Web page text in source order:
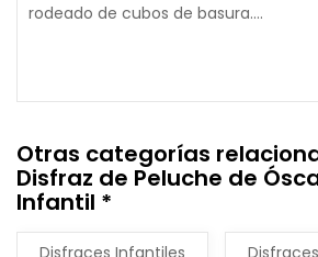
rodeado de cubos de basura....
Otras categorías
Disfraz de Peluche de
Infantil *
Disfraces Infantiles